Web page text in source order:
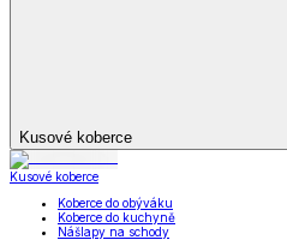
Kusové koberce
Kusové koberce
Koberce do obýváku
Koberce do kuchyně
Nášlapy na schody